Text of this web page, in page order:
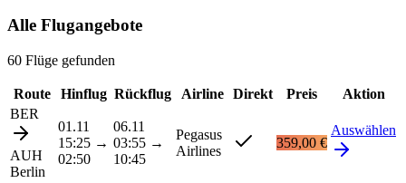
Alle Flugangebote
60 Flüge gefunden
Route Hinflug Rückflug Airline Direkt Preis
Aktion
BER
AUH
Berlin
01.11
15:25 →
02:50
06.11
03:55 →
10:45
Pegasus
Airlines
359,00 €
Auswählen